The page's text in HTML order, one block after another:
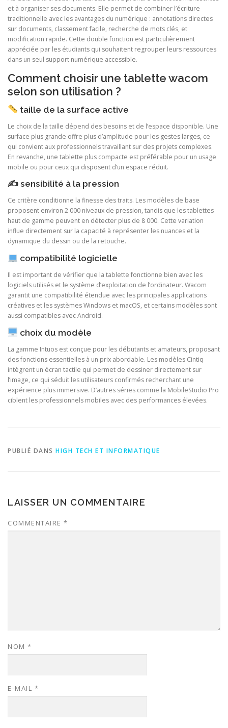
et à organiser ses documents. Elle permet de combiner l’écriture
traditionnelle avec les avantages du numérique : annotations directes
sur documents, classement facile, recherche de mots clés, et
modification rapide. Cette double fonction est particulièrement
appréciée par les étudiants qui souhaitent regrouper leurs ressources
dans un seul support numérique accessible.
Comment choisir une tablette wacom
selon son utilisation ?
taille de la surface active
Le choix de la taille dépend des besoins et de l’espace disponible. Une
surface plus grande offre plus d’amplitude pour les gestes larges, ce
qui convient aux professionnels travaillant sur des projets complexes.
En revanche, une tablette plus compacte est préférable pour un usage
mobile ou pour ceux qui disposent d’un espace réduit.
✍️ sensibilité à la pression
Ce critère conditionne la finesse des traits. Les modèles de base
proposent environ 2 000 niveaux de pression, tandis que les tablettes
haut de gamme peuvent en détecter plus de 8 000. Cette variation
influe directement sur la capacité à représenter les nuances et la
dynamique du dessin ou de la retouche.
compatibilité logicielle
Il est important de vérifier que la tablette fonctionne bien avec les
logiciels utilisés et le système d’exploitation de l’ordinateur. Wacom
garantit une compatibilité étendue avec les principales applications
créatives et les systèmes Windows et macOS, et certains modèles sont
aussi compatibles avec Android.
choix du modèle
La gamme Intuos est conçue pour les débutants et amateurs, proposant
des fonctions essentielles à un prix abordable. Les modèles Cintiq
intègrent un écran tactile qui permet de dessiner directement sur
l’image, ce qui séduit les utilisateurs confirmés recherchant une
expérience plus immersive. D’autres séries comme la MobileStudio Pro
ciblent les professionnels mobiles avec des performances élevées.
PUBLIÉ DANS HIGH TECH ET INFORMATIQUE
LAISSER UN COMMENTAIRE
COMMENTAIRE *
NOM *
E-MAIL *